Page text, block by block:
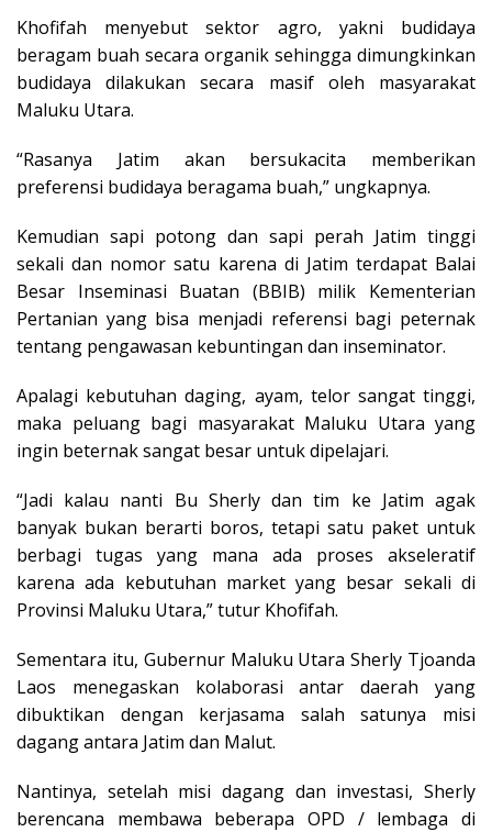
Khofifah menyebut sektor agro, yakni budidaya
beragam buah secara organik sehingga dimungkinkan
budidaya dilakukan secara masif oleh masyarakat
Maluku Utara.
“Rasanya Jatim akan bersukacita memberikan
preferensi budidaya beragama buah,” ungkapnya.
Kemudian sapi potong dan sapi perah Jatim tinggi
sekali dan nomor satu karena di Jatim terdapat Balai
Besar Inseminasi Buatan (BBIB) milik Kementerian
Pertanian yang bisa menjadi referensi bagi peternak
tentang pengawasan kebuntingan dan inseminator.
Apalagi kebutuhan daging, ayam, telor sangat tinggi,
maka peluang bagi masyarakat Maluku Utara yang
ingin beternak sangat besar untuk dipelajari.
“Jadi kalau nanti Bu Sherly dan tim ke Jatim agak
banyak bukan berarti boros, tetapi satu paket untuk
berbagi tugas yang mana ada proses akseleratif
karena ada kebutuhan market yang besar sekali di
Provinsi Maluku Utara,” tutur Khofifah.
Sementara itu, Gubernur Maluku Utara Sherly Tjoanda
Laos menegaskan kolaborasi antar daerah yang
dibuktikan dengan kerjasama salah satunya misi
dagang antara Jatim dan Malut.
Nantinya, setelah misi dagang dan investasi, Sherly
berencana membawa beberapa OPD / lembaga di